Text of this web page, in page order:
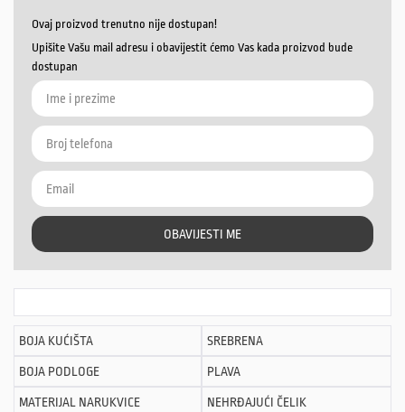
Ovaj proizvod trenutno nije dostupan!
Upišite Vašu mail adresu i obavijestit ćemo Vas kada proizvod bude
dostupan
OBAVIJESTI ME
BOJA KUĆIŠTA SREBRENA
BOJA PODLOGE PLAVA
MATERIJAL NARUKVICE NEHRĐAJUĆI ČELIK